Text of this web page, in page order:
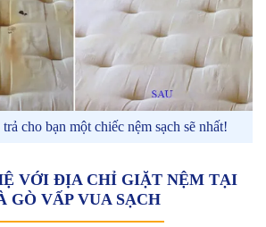
cho bạn một chiếc nệm sạch sẽ nhất!
VỚI ĐỊA CHỈ GIẶT NỆM TẠI
GÒ VẤP VUA SẠCH